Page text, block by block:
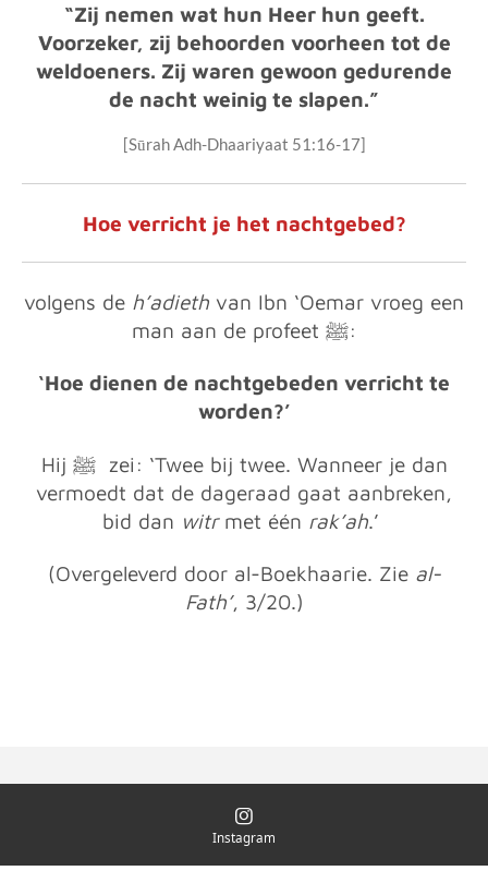
“Zij nemen wat hun Heer hun geeft.
Voorzeker, zij behoorden voorheen tot de
weldoeners. Zij waren gewoon gedurende
de nacht weinig te slapen.”
[Sūrah Adh-Dhaariyaat 51:16-17]
Hoe verricht je het nachtgebed?
volgens de h’adieth van Ibn ‘Oemar vroeg een
man aan de profeet ﷺ:
‘Hoe dienen de nachtgebeden verricht te
worden?’
Hij ﷺ zei: ‘Twee bij twee. Wanneer je dan
vermoedt dat de dageraad gaat aanbreken,
bid dan witrmet één rak’ah.’
(Overgeleverd door al-Boekhaarie. Zie al-
Fath’, 3/20.)
© 2020 Instagram en Snapchat @jouw_broeder
Instagram